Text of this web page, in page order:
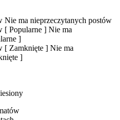
Nie ma nieprzeczytanych postów
[ Popularne ] Nie ma
]
[ Zamknięte ] Nie ma
]